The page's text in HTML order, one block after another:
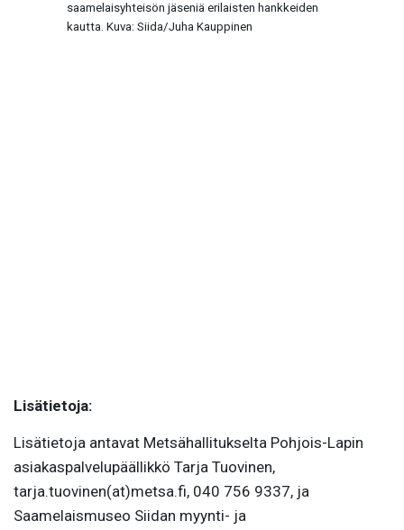
saamelaisyhteisön jäseniä erilaisten hankkeiden
kautta. Kuva: Siida/Juha Kauppinen
Lisätietoja:
Lisätietoja antavat Metsähallitukselta Pohjois-Lapin
asiakaspalvelupäällikkö Tarja Tuovinen,
tarja.tuovinen(at)metsa.fi, 040 756 9337, ja
Saamelaismuseo Siidan myynti- ja